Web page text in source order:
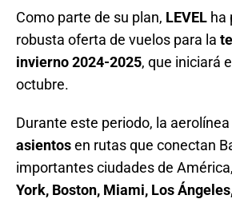
Como parte de su plan, LEVEL ha
robusta oferta de vuelos para la
invierno 2024-2025, que iniciará
octubre.
Durante este periodo, la
asientosen rutas que conectan
importantes ciudades de
York, Boston, Miami, Los